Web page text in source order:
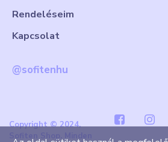
Rendeléseim
Kapcsolat
@sofitenhu
Copyright © 2024,